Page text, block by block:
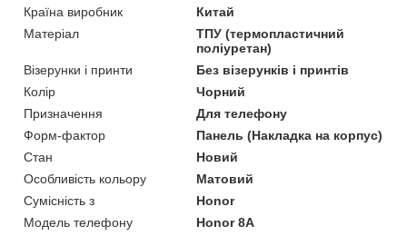
Країна виробник
Китай
Матеріал
ТПУ (термопластичний
поліуретан)
Візерунки і принти
Без візерунків і принтів
Колір
Чорний
Призначення
Для телефону
Форм-фактор
Панель (Накладка на корпус)
Стан
Новий
Особливість кольору
Матовий
Сумісність з
Honor
Модель телефону
Honor 8A